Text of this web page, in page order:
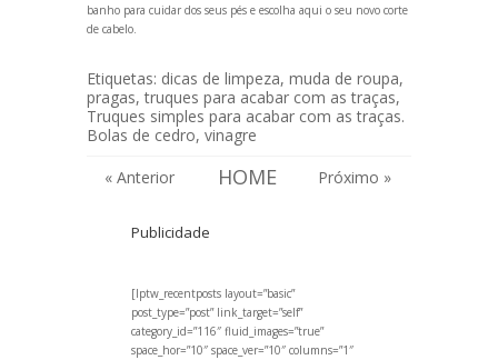
banho para cuidar dos seus pése escolha aqui o seu novo corte
de cabelo.
Etiquetas: dicas de limpeza, muda de roupa,
pragas,truques para acabar com as traças,
Truques simples para acabar com as traças.
Bolas de cedro, vinagre
« Anterior
HOME Próximo »
Publicidade
[lptw_recentposts layout=”basic”
post_type=”post” link_target=”self”
category_id=”116″ fluid_images=”true”
space_hor=”10″ space_ver=”10″ columns=”1″